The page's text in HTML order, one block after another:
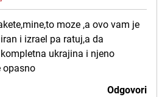
moze ,a ovo vam je
i izrael pa ratuj,a da
ukrajina i njeno
opasno
Odgovori